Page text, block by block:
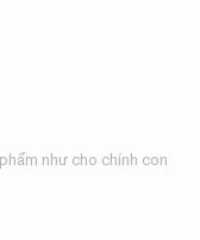
như cho chính con